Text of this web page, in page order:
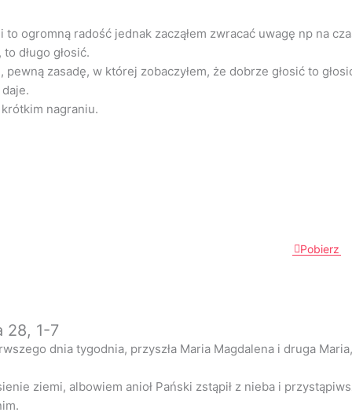
to ogromną radość jednak zacząłem zwracać uwagę np na
długo głosić.
pewną zasadę, w której zobaczyłem, że dobrze głosić to
nagraniu.
Pobierz
28, 1-7
dnia tygodnia, przyszła Maria Magdalena i druga
ziemi, albowiem anioł Pański zstąpił z nieba i